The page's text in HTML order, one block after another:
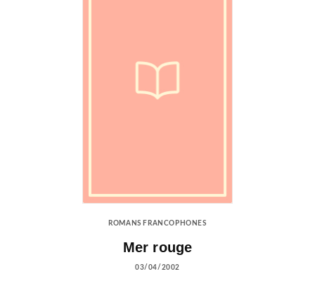
ROMANS FRANCOPHONES
Mer rouge
03/04/2002